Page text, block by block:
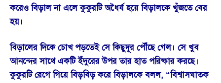
করেও বিড়াল না এলে কুকুরটি অধৈর্য হয়ে বিড়ালকে খুঁজতে বের
হয়।
বিড়ালের দিকে চোখ পড়তেই সে কিছুদূর পৌঁছে গেল। সে খুব
আনন্দের সাথে একটি ইঁদুরের উপর তার হাত পরিষ্কার করছে।
কুকুরটি রেগে গিয়ে বিড়বিড় করে বিড়ালকে বলল, “বিশ্বাসঘাতক